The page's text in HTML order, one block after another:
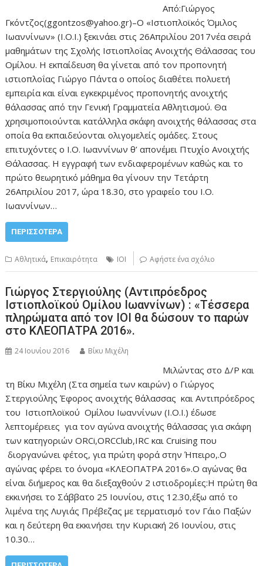
Από:Γιώργος
Γκόντζος(ggontzos@yahoo.gr)–Ο «Ιστιοπλοϊκός Όμιλος
Ιωαννίνων» (Ι.Ο.Ι.) ξεκινάει στις 26Απριλίου 2017νέα σειρά
μαθημάτων της Σχολής Ιστιοπλοΐας Ανοιχτής Θάλασσας του
Ομίλου. Η εκπαίδευση θα γίνεται από τον προπονητή
ιστιοπλοΐας Γιώργο Πάντα ο οποίος διαθέτει πολυετή
εμπειρία και είναι εγκεκριμένος προπονητής ανοιχτής
θάλασσας από την Γενική Γραμματεία Αθλητισμού. Θα
χρησιμοποιούνται κατάλληλα σκάφη ανοιχτής θάλασσας στα
οποία θα εκπαιδεύονται ολιγομελείς ομάδες. Στους
επιτυχόντες ο Ι.Ο. Ιωαννίνων θ’ απονέμει Πτυχίο Ανοιχτής
Θάλασσας. Η εγγραφή των ενδιαφερομένων καθώς και το
πρώτο θεωρητικό μάθημα θα γίνουν την Τετάρτη
26Απριλίου 2017, ώρα 18.30, στο γραφείο του Ι.Ο.
Ιωαννίνων…
ΠΕΡΙΣΣΌΤΕΡΑ
Αθλητικά, Επικαιρότητα ΙΟΙ Αφήστε ένα σχόλιο
Γιώργος Στεργιούλης (Αντιπρόεδρος
Ιστιοπλοϊκού Ομίλου Ιωαννίνων) : «Τέσσερα
πληρώματα από τον ΙΟΙ θα δώσουν το παρών
στο ΚΛΕΟΠΑΤΡΑ 2016».
24 Ιουνίου 2016 Βίκυ Μιχέλη
Μιλώντας στο Δ/Ρ και
τη Βίκυ Μιχέλη (Στα σημεία των καιρών) ο Γιώργος
Στεργιούλης Έφορος ανοιχτής θάλασσας και Αντιπρόεδρος
του Ιστιοπλοϊκού Ομίλου Ιωαννίνων (Ι.Ο.Ι.) έδωσε
λεπτομέρειες για τον αγώνα ανοιχτής θάλασσας για σκάφη
των κατηγοριών ORCi,ORCClub,IRC και Cruising που
διοργανώνει φέτος, για πρώτη φορά στην Ήπειρο,.Ο
αγώνας φέρει το όνομα «ΚΛΕΟΠΑΤΡΑ 2016».Ο αγώνας θα
είναι διήμερος και θα διεξαχθούν 2 ιστιοδρομίες:Η πρώτη θα
εκκινήσει το Σάββατο 25 Ιουνίου, στις 12.30,έξω από το
λιμένα της Λυγιάς Πρέβεζας με τερματισμό τον Γάιο Παξών
και η δεύτερη θα εκκινήσει την Κυριακή 26 Ιουνίου, στις
10.30…